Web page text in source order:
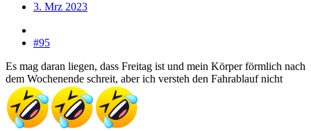
3. Mrz 2023
#95
Es mag daran liegen, dass Freitag ist und mein Körper förmlich nach
dem Wochenende schreit, aber ich versteh den Fahrablauf nicht